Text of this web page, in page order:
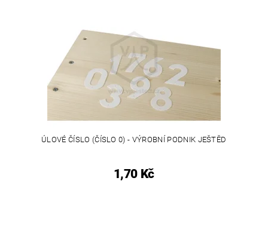
ÚLOVÉ ČÍSLO (ČÍSLO 0) - VÝROBNÍ PODNIK JEŠTĚD
1,70 Kč